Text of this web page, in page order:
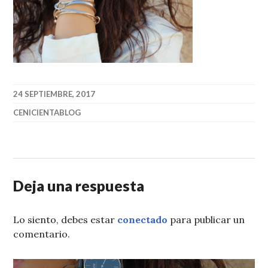
24 SEPTIEMBRE, 2017
CENICIENTABLOG
Deja una respuesta
Lo siento, debes estar conectado para publicar un
comentario.